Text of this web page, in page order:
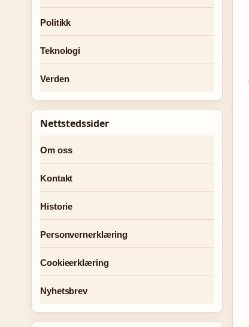
Politikk
Teknologi
Verden
Nettstedssider
Om oss
Kontakt
Historie
Personvernerklæring
Cookieerklæring
Nyhetsbrev